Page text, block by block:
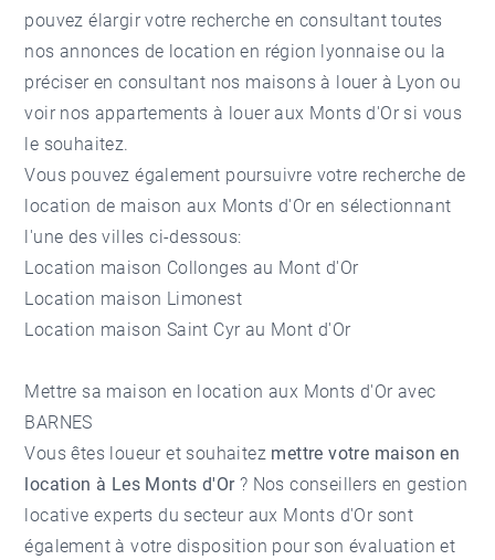
pouvez élargir votre recherche en consultant toutes
nosannonces de location en région lyonnaise ou la
préciser en consultant nos maisons à louer à Lyon ou
voir nosappartements à louer aux Monts d'Or si vous
le souhaitez.
Vous pouvez également poursuivre votre recherche de
location de maison aux Monts d'Or en sélectionnant
l'une des villes ci-dessous:
Location maison Collonges au Mont d'Or
Location maison Limonest
Location maison Saint Cyr au Mont d'Or
Mettre sa maison en location aux Monts d'Or avec
BARNES
Vous êtes loueur et souhaitez mettre votre maison en
location à Les Monts d'Or? Nos conseillers en gestion
locative experts du secteur aux Monts d'Or sont
également à votre disposition pour son évaluation et